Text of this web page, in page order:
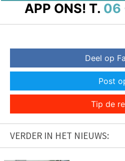
APP ONS! T. 06
Deel op
Post
Tip de
VERDER IN HET NIEUWS: